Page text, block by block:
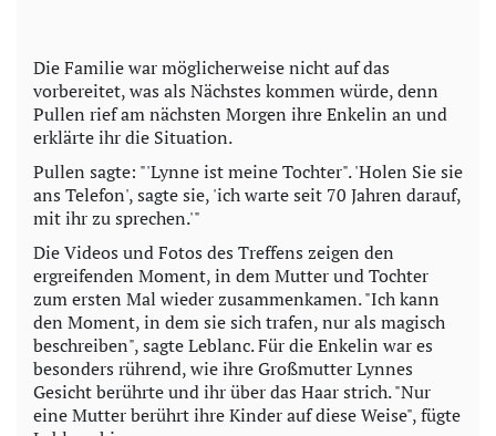
Die Familie war möglicherweise nicht auf das
vorbereitet, was als Nächstes kommen würde, denn
Pullen rief am nächsten Morgen ihre Enkelin an und
erklärte ihr die Situation.
Pullen sagte: "'Lynne ist meine Tochter". 'Holen Sie sie
ans Telefon', sagte sie, 'ich warte seit 70 Jahren darauf,
mit ihr zu sprechen.'"
Die Videos und Fotos des Treffens zeigen den
ergreifenden Moment, in dem Mutter und Tochter
zum ersten Mal wieder zusammenkamen. "Ich kann
den Moment, in dem sie sich trafen, nur als magisch
beschreiben", sagte Leblanc. Für die Enkelin war es
besonders rührend, wie ihre Großmutter Lynnes
Gesicht berührte und ihr über das Haar strich. "Nur
eine Mutter berührt ihre Kinder auf diese Weise", fügte